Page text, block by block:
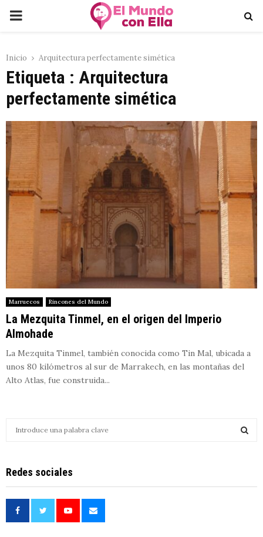
PRIMARY
Inicio Arquitectura perfectamente simética
Etiqueta : Arquitectura
perfectamente simética
Marruecos Rincones del Mundo
La Mezquita Tinmel, en el origen del Imperio
Almohade
La Mezquita Tinmel, también conocida como Tin Mal, ubicada a
unos 80 kilómetros al sur de Marrakech, en las montañas del
Alto Atlas, fue construida...
c
h
f
r
Redes sociales